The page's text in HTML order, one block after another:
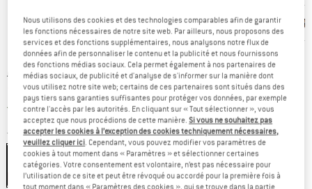
Prix initial :
99,95€
Prix:
79,96€ TVA incl.
Livraison gratuite(FR) France. Informations sur les frais de
Taille:1 Person
1 Person
-20 %
Nous utilisons des cookies et des technologies comparables afin de garantir
les fonctions nécessaires de notre site web. Par ailleurs, nous proposons des
services et des fonctions supplémentaires, nous analysons notre flux de
données afin de personnaliser le contenu et la publicité et nous fournissons
des fonctions médias sociaux. Cela permet également à nos partenaires de
médias sociaux, de publicité et d'analyse de s'informer sur la manière dont
vous utilisez notre site web; certains de ces partenaires sont situés dans des
pays tiers sans garanties suffisantes pour protéger vos données, par exemple
contre l'accès par les autorités. En cliquant sur « Tout sélectionner », vous
acceptez que nous procédions de cette manière.Si vous ne souhaitez pas
accepter les cookies à l’exception des cookies techniquement nécessaires,
veuillez cliquer ici. Cependant, vous pouvez modifier vos paramètres de
cookies à tout moment dans « Paramètres » et sélectionner certaines
catégories. Votre consentement est volontaire, n’est pas nécessaire pour
l’utilisation de ce site et peut être révoqué ou accordé pour la première fois à
tout moment dans « Paramètres des cookies », qui se trouve dans la partie